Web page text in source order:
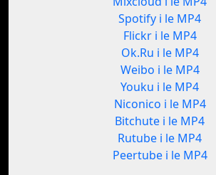
Spotify i le MP4
Flickr i le MP4
Ok.Ru i le MP4
Weibo i le MP4
Youku i le MP4
Niconico i le MP4
Bitchute i le MP4
Rutube i le MP4
Peertube i le MP4